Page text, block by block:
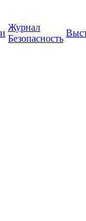
Журнал
Безопасность